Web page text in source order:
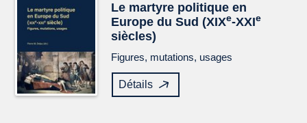
Le martyre politique en
Europe du Sud (XIXe-XXIe
siècles)
Figures, mutations, usages
Détails